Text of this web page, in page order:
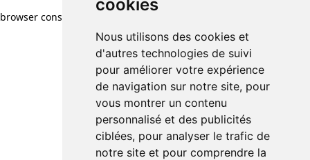
cookies
Nous utilisons des cookies et
d'autres technologies de suivi
pour améliorer votre expérience
de navigation sur notre site, pour
vous montrer un contenu
personnalisé et des publicités
ciblées, pour analyser le trafic de
notre site et pour comprendre la
browser console for more information)